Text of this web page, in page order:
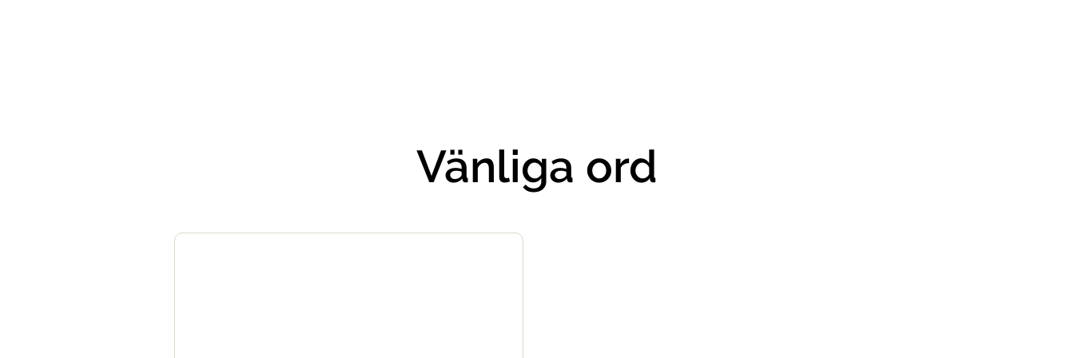
Vänliga ord